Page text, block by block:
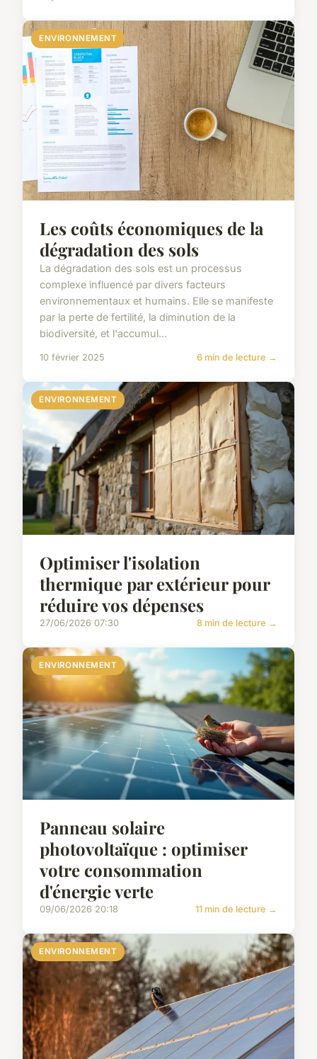
ENVIRONNEMENT
Les coûts économiques de la
dégradation des sols
La dégradation des sols est un processus
complexe influencé par divers facteurs
environnementaux et humains. Elle se manifeste
par la perte de fertilité, la diminution de la
biodiversité, et l'accumul...
10 février 2025 6 min de lecture →
ENVIRONNEMENT
Optimiser l'isolation
thermique par extérieur pour
réduire vos dépenses
27/06/2026 07:30 8 min de lecture →
ENVIRONNEMENT
Panneau solaire
photovoltaïque : optimiser
votre consommation
d'énergie verte
09/06/2026 20:18 11 min de lecture →
ENVIRONNEMENT